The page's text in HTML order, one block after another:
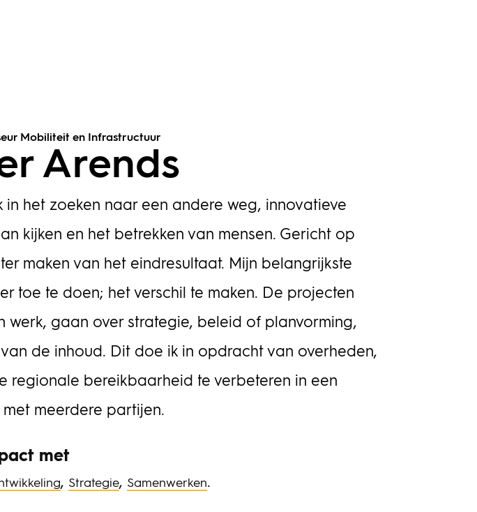
Mobiliteit en Infrastructuur
Arends
in het zoeken naar een andere weg, innovatieve
kijken en het betrekken van mensen. Gericht op
maken van het eindresultaat. Mijn belangrijkste
toe te doen; het verschil te maken. De projecten
werk, gaan over strategie, beleid of planvorming,
van de inhoud. Dit doe ik in opdracht van overheden,
regionale bereikbaarheid te verbeteren in een
meerdere partijen.
met
, Strategie, Samenwerken.